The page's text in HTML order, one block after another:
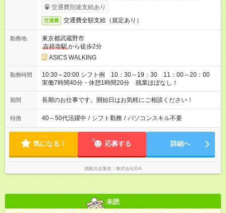
交通費別途支給あり
交通費 交通費全額支給（規定あり）
勤務地
東京都武蔵野市
吉祥寺駅から徒歩2分
ASICS WALKING
勤務時間
10:30～20:00 シフト例 10：30～19：30 11：00～20：00
実働7時間40分・休憩1時間20分 残業ほぼなし！
期間 長期のお仕事です。開始日はお気軽にご相談ください！
特徴 40～50代活躍中 / シフト勤務 / パソコンスキル不要
気になる！ 応募する 詳細へ
掲載元企業名 株式会社iDA
未読